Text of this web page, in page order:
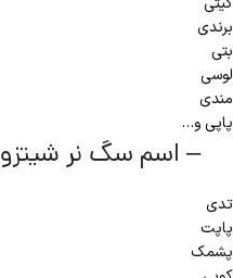
برندی
بتی
لوسی
مندی
پاپی و…
– اسم سگ نر شیتزو
تدی
پاپت
پشمک